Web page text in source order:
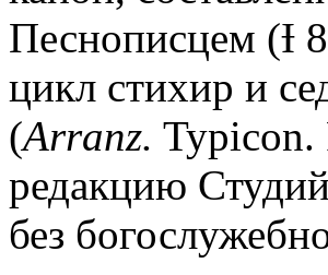
Песнописцем (Ɨ
цикл стихир и
(Arranz. Typicon.
редакцию
без